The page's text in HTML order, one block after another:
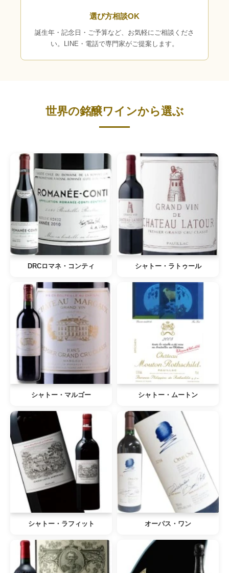
選び方相談OK
誕生年・記念日・ご予算など、お気軽にご相談くださ
い。LINE・電話で専門家がご提案します。
世界の銘醸ワインから選ぶ
DRCロマネ・コンティ シャトー・ラトゥール
シャトー・マルゴー シャトー・ムートン
シャトー・ラフィット オーパス・ワン